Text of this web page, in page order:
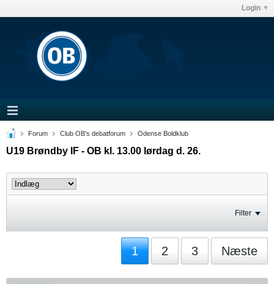
Login
Forum Club OB's debatforum Odense Boldklub
U19 Brøndby IF - OB kl. 13.00 lørdag d. 26.
Filter
1 2 3 Næste